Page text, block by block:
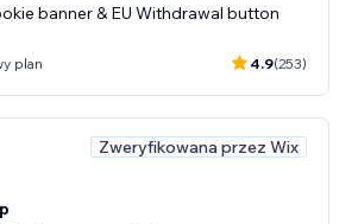
banner & EU Withdrawal button
plan 4.9(253)
Zweryfikowana przez Wix